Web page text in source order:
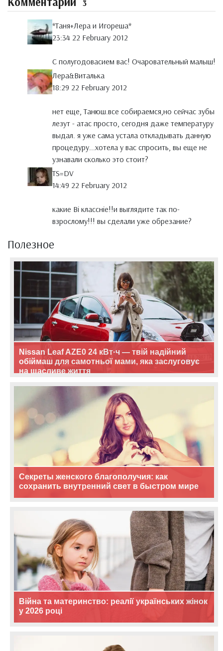
3
*Таня+Лера и Игореша*
23:34 22 February 2012
С полугодовасием вас! Очаровательный малыш!
Лера&Виталька
18:29 22 February 2012
нет еще, Танюш.все собираемся,но сейчас зубы
лезут - атас просто, сегодня даже температуру
выдал. я уже сама устала откладывать данную
процедуру...хотела у вас спросить, вы еще не
узнавали сколько это стоит?
TS=DV
14:49 22 February 2012
какие Ві классніе!!и выглядите так по-
взрослому!!! вы сделали уже обрезание?
Полезное
Nissan Leaf AZE0 24 кВт·ч — твій надійний
обіймаш для самотньої мами, яка заслуговує
на щасливе життя
Секреты женского благополучия: как
сохранить внутренний свет в быстром мире
Війна та материнство: реалії українських жінок
у 2026 році